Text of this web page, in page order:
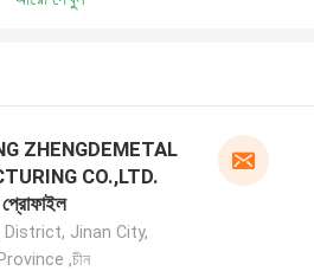
ZHENGDEMETAL
CO.,LTD.
District, Jinan City,
,চীন